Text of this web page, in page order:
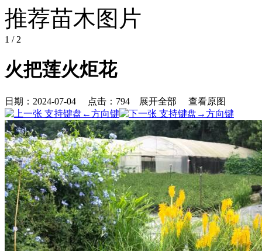
推荐苗木图片
1 / 2
火把莲火炬花
日期：2024-07-04 点击： 794 展开全部 查看原图